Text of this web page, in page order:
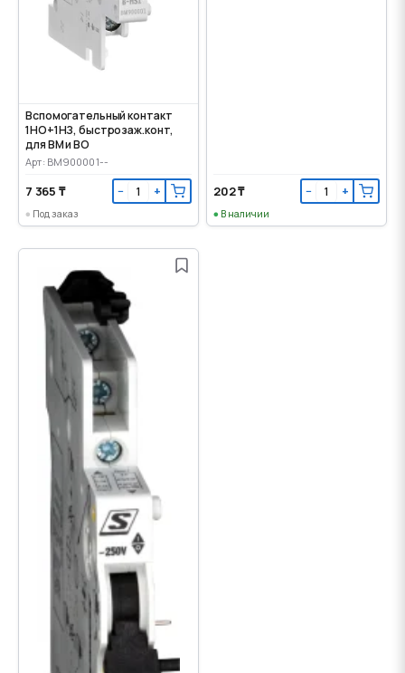
Вспомогательный контакт
1НО+1НЗ, быстрозаж.конт,
для ВМ и ВО
Арт: BM900001--
7 365 ₸ − +
Под заказ
202 ₸ − +
В наличии